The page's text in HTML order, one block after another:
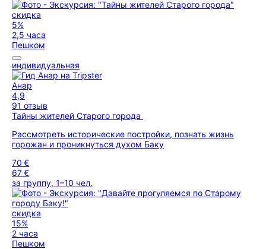
скидка
5%
2,5 часа
Пешком
индивидуальная
Анар
4,9
91 отзыв
Тайны жителей Старого города
Рассмотреть исторические постройки, познать жизнь
горожан и проникнуться духом Баку
70 €
67 €
за группу, 1–10 чел.
скидка
15%
2 часа
Пешком